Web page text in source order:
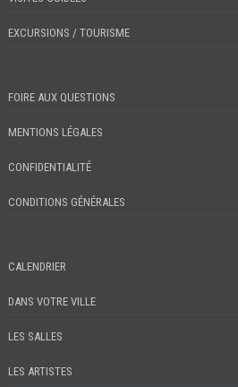
EXCURSIONS / TOURISME
FOIRE AUX QUESTIONS
MENTIONS LÉGALES
CONFIDENTIALITÉ
CONDITIONS GÉNÉRALES
CALENDRIER
DANS VOTRE VILLE
LES SALLES
LES ARTISTES